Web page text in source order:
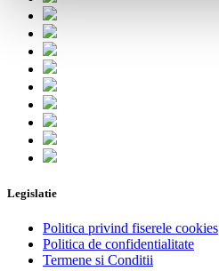
Legislatie
Politica privind fiserele cookies
Politica de confidentialitate
Termene si Conditii